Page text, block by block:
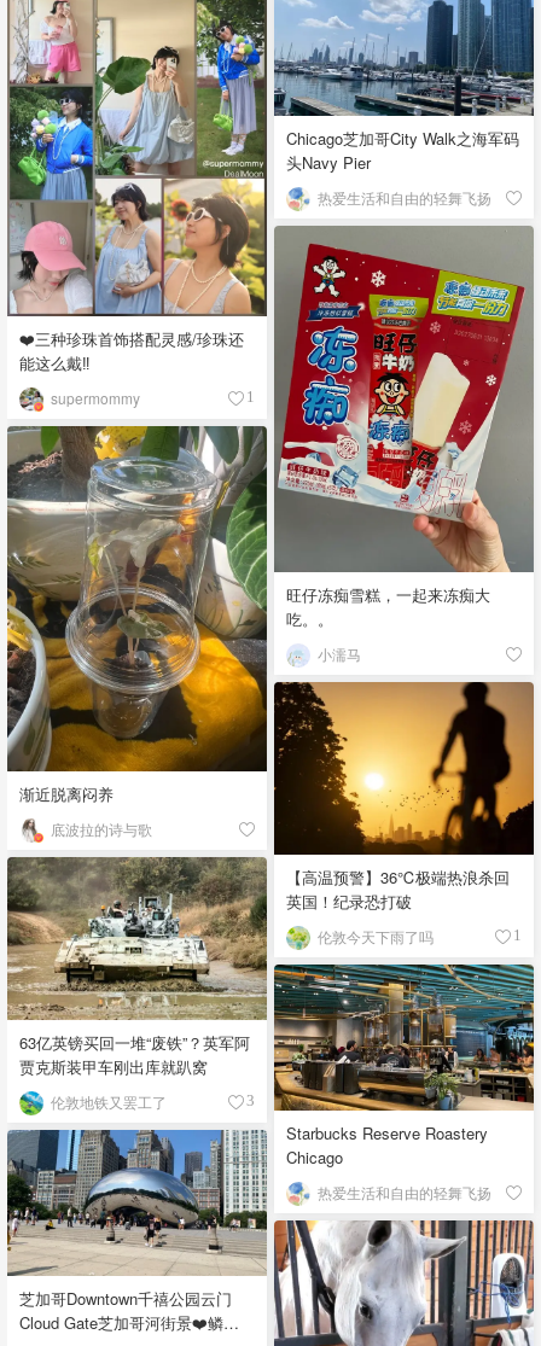
❤️三种珍珠首饰搭配灵感/珍珠还
能这么戴‼️
supermommy 1
Chicago芝加哥City Walk之海军码
头Navy Pier
热爱生活和自由的轻舞飞扬
旺仔冻痴雪糕，一起来冻痴大
吃。。
小濡马
渐近脱离闷养
底波拉的诗与歌
【高温预警】36℃极端热浪杀回
英国！纪录恐打破
伦敦今天下雨了吗 1
63亿英镑买回一堆“废铁”？英军阿
贾克斯装甲车刚出库就趴窝
伦敦地铁又罢工了 3
Starbucks Reserve Roastery
Chicago
热爱生活和自由的轻舞飞扬
芝加哥Downtown千禧公园云门
Cloud Gate芝加哥河街景❤️鳞次